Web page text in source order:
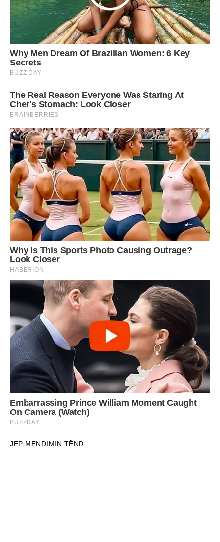
JEP MENDIMIN TËND